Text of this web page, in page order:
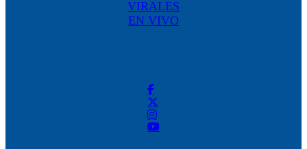
VIRALES
EN VIVO